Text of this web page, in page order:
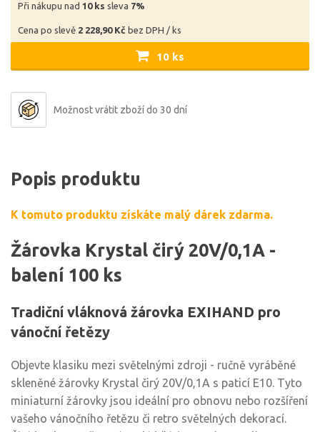
Při nákupu nad 10 ks sleva 7%
Cena po slevě 2 228,90 Kč bez DPH / ks
10 ks
Možnost vrátit zboží do 30 dní
Popis produktu
K tomuto produktu získáte malý dárek zdarma.
Žárovka Krystal čirý 20V/0,1A -
balení 100 ks
Tradiční vláknová žárovka EXIHAND pro
vánoční řetězy
Objevte klasiku mezi světelnými zdroji - ručně vyráběné
skleněné žárovky Krystal čirý 20V/0,1A s paticí E10. Tyto
miniaturní žárovky jsou ideální pro obnovu nebo rozšíření
vašeho vánočního řetězu či retro světelných dekorací.